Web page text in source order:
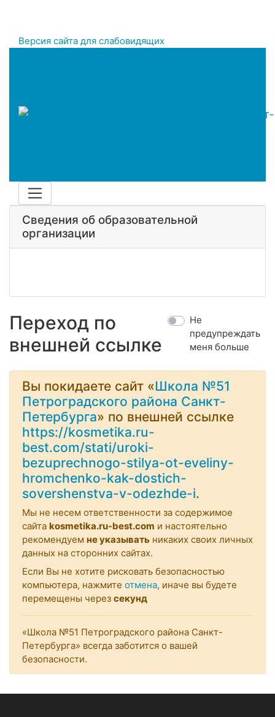
Версия сайта для слабовидящих
Сведения об образовательной
организации
Переход по
внешней ссылке
Не
предупреждать
меня больше
Вы покидаете сайт «Школа №51
Петроградского района Санкт-
Петербурга» по внешней ссылке
https://kosmetika.ru-
best.com/stati/uroki-
bezuprechnogo-stilya-ot-eveliny-
hromchenko-kak-dostich-
sovershenstva-v-odezhde-i.
Мы не несем ответственности за содержимое
сайта kosmetika.ru-best.com и настоятельно
рекомендуем не указывать никаких своих личных
данных на сторонних сайтах.
Если Вы не хотите рисковать безопасностью
компьютера, нажмите отмена, иначе вы будете
перемещены через секунд
«Школа №51 Петроградского района Санкт-
Петербурга» всегда заботится о вашей
безопасности.